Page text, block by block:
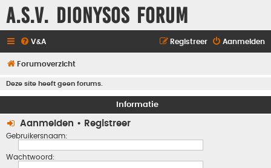
A.S.V. Dionysos Forum
V&A Aanmelden
Registreer
Forumoverzicht
Deze site heeft geen forums.
Informatie
Aanmelden • Registreer
Gebruikersnaam:
Wachtwoord: